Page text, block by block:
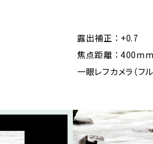
露出補正 ： +0.7
焦点距離 ： 400mm
一眼レフカメラ（フ